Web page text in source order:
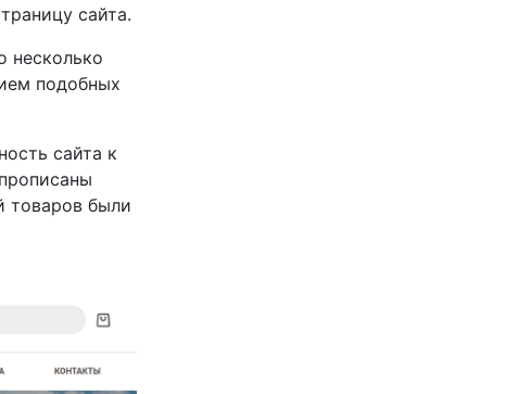
сайта.
несколько
подобных
сайта к
товаров были